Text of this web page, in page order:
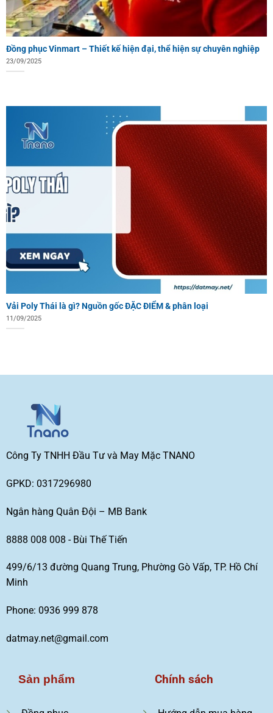
Đồng phục Vinmart – Thiết kế hiện đại, thể hiện sự chuyên nghiệp
23/09/2025
Vải Poly Thái là gì? Nguồn gốc ĐẶC ĐIỂM & phân loại
11/09/2025
Công Ty TNHH Đầu Tư và May Mặc TNANO
GPKD: 0317296980
Ngân hàng Quân Đội – MB Bank
8888 008 008 - Bùi Thế Tiến
499/6/13 đường Quang Trung, Phường Gò Vấp, TP. Hồ Chí
Minh
Phone: 0936 999 878
datmay.net@gmail.com
Sản phẩm Chính sách